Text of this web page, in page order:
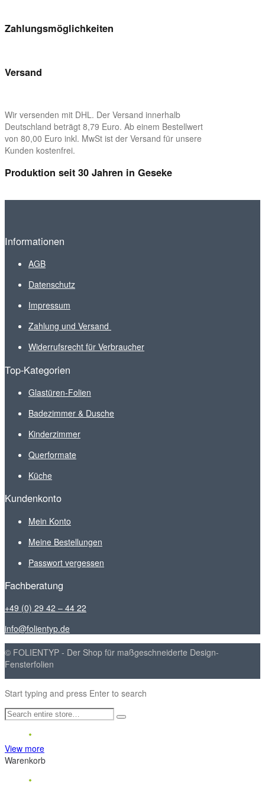
Zahlungsmöglichkeiten
Versand
Wir versenden mit DHL. Der Versand innerhalb
Deutschland beträgt 8,79 Euro. Ab einem Bestellwert
von 80,00 Euro inkl. MwSt ist der Versand für unsere
Kunden kostenfrei.
Produktion seit 30 Jahren in Geseke
Informationen
AGB
Datenschutz
Impressum
Zahlung und Versand
Widerrufsrecht für Verbraucher
Top-Kategorien
Glastüren-Folien
Badezimmer & Dusche
Kinderzimmer
Querformate
Küche
Kundenkonto
Mein Konto
Meine Bestellungen
Passwort vergessen
Fachberatung
+49 (0) 29 42 – 44 22
info@folientyp.de
© FOLIENTYP - Der Shop für maßgeschneiderte Design-
Fensterfolien
Start typing and press Enter to search
View more
Warenkorb